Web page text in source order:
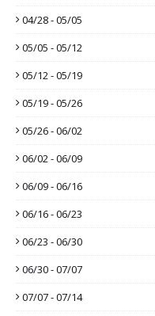
04/28 - 05/05
05/05 - 05/12
05/12 - 05/19
05/19 - 05/26
05/26 - 06/02
06/02 - 06/09
06/09 - 06/16
06/16 - 06/23
06/23 - 06/30
06/30 - 07/07
07/07 - 07/14